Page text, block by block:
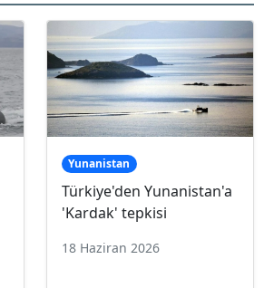
Yunanistan
Türkiye'den Yunanistan'a
'Kardak' tepkisi
18 Haziran 2026